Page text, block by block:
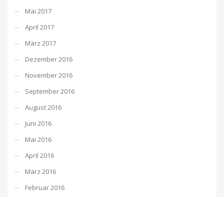
Mai 2017
April 2017
März 2017
Dezember 2016
November 2016
September 2016
August 2016
Juni 2016
Mai 2016
April 2016
März 2016
Februar 2016